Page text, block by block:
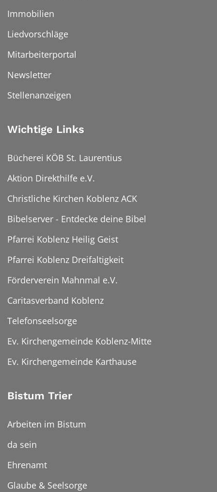
Immobilien
Liedvorschläge
Mitarbeiterportal
Newsletter
Stellenanzeigen
Wichtige Links
Bücherei KÖB St. Laurentius
Aktion Direkthilfe e.V.
Christliche Kirchen Koblenz ACK
Bibelserver - Entdecke deine Bibel
Pfarrei Koblenz Heilig Geist
Pfarrei Koblenz Dreifaltigkeit
Förderverein Mahnmal e.V.
Caritasverband Koblenz
Telefonseelsorge
Ev. Kirchengemeinde Koblenz-Mitte
Ev. Kirchengemeinde Karthause
Bistum Trier
Arbeiten im Bistum
da sein
Ehrenamt
Glaube & Seelsorge